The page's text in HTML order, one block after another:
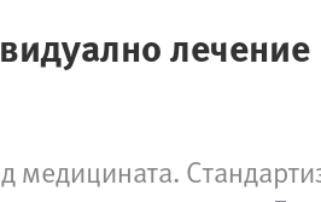
медицината.